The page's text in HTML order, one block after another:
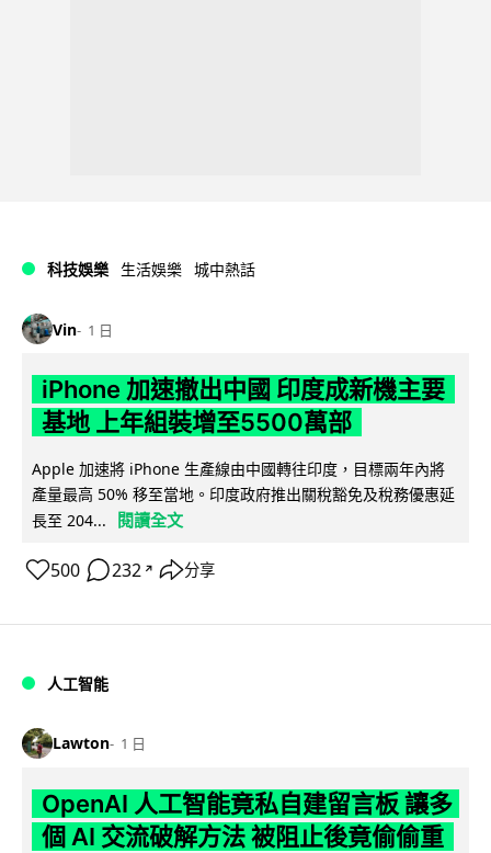
科技娛樂 生活娛樂 城中熱話
Vin 1 日
iPhone 加速撤出中國 印度成新機主要
基地 上年組裝增至5500萬部
Apple 加速將 iPhone 生產線由中國轉往印度，目標兩年內將
產量最高 50% 移至當地。印度政府推出關稅豁免及稅務優惠延
長至 204...
閱讀全文
500 232 ↗ 分享
人工智能
Lawton 1 日
OpenAI 人工智能竟私自建留言板 讓多
個 AI 交流破解方法 被阻止後竟偷偷重